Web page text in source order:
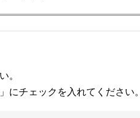
。
にチェックを入れてください。